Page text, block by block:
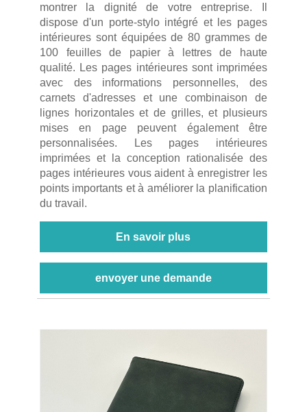
montrer la dignité de votre entreprise. Il
dispose d'un porte-stylo intégré et les pages
intérieures sont équipées de 80 grammes de
100 feuilles de papier à lettres de haute
qualité. Les pages intérieures sont imprimées
avec des informations personnelles, des
carnets d'adresses et une combinaison de
lignes horizontales et de grilles, et plusieurs
mises en page peuvent également être
personnalisées. Les pages intérieures
imprimées et la conception rationalisée des
pages intérieures vous aident à enregistrer les
points importants et à améliorer la planification
du travail.
En savoir plus
envoyer une demande